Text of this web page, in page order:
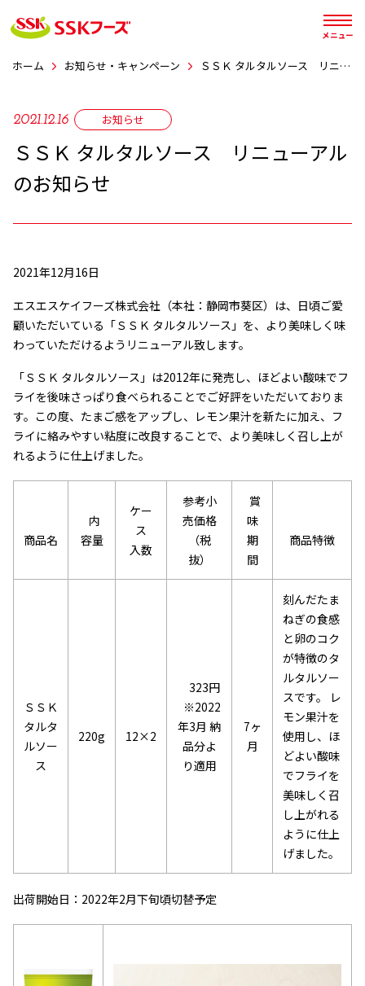
メニュー
ホーム お知らせ・キャンペーン ＳＳＫ タルタルソース リニューアルのお知らせ
2021.12.16 お知らせ
ＳＳＫ タルタルソース リニューアル
のお知らせ
2021年12月16日
エスエスケイフーズ株式会社（本社：静岡市葵区）は、日頃ご愛
顧いただいている「ＳＳＫ タルタルソース」を、より美味しく味
わっていただけるようリニューアル致します。
「ＳＳＫ タルタルソース」は2012年に発売し、ほどよい酸味でフ
ライを後味さっぱり食べられることでご好評をいただいておりま
す。この度、たまご感をアップし、レモン果汁を新たに加え、フ
ライに絡みやすい粘度に改良することで、より美味しく召し上が
れるように仕上げました。
商品名
内
容量
ケー
ス
入数
参考小
売価格
（税
抜）
賞
味
期
間
商品特徴
ＳＳＫ
タルタ
ルソー
ス
220g 12×2
323円
※2022
年3月 納
品分よ
り適用
7ヶ
月
刻んだたま
ねぎの食感
と卵のコク
が特徴のタ
ルタルソー
スです。
レ
モン果汁を
使用し、ほ
どよい酸味
でフライを
美味しく召
し上がれる
ように仕上
げました。
出荷開始日：2022年2月下旬頃切替予定